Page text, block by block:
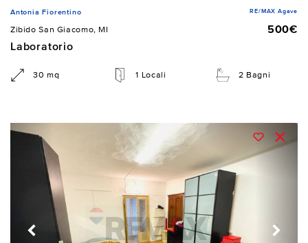
Antonia Fiorentino RE/MAX Agave
Zibido San Giacomo, MI
500€
Laboratorio
30 mq 1 Locali 2 Bagni